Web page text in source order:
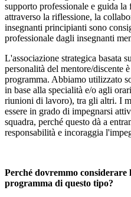
supporto professionale e guida
attraverso la riflessione, la
insegnanti principianti sono
professionale dagli insegnanti
L'associazione strategica basata
personalità del mentore/discente
programma. Abbiamo utilizzato
in base alla specialità e/o agli
riunioni di lavoro), tra gli altri. I
essere in grado di impegnarsi
squadra, perché questo dà a
responsabilità e incoraggia
Perché dovremmo
programma di questo tipo?